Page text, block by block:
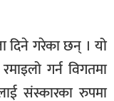
दिने गरेका छन् । यो
गर्न विगतमा
संस्कारका रुपमा